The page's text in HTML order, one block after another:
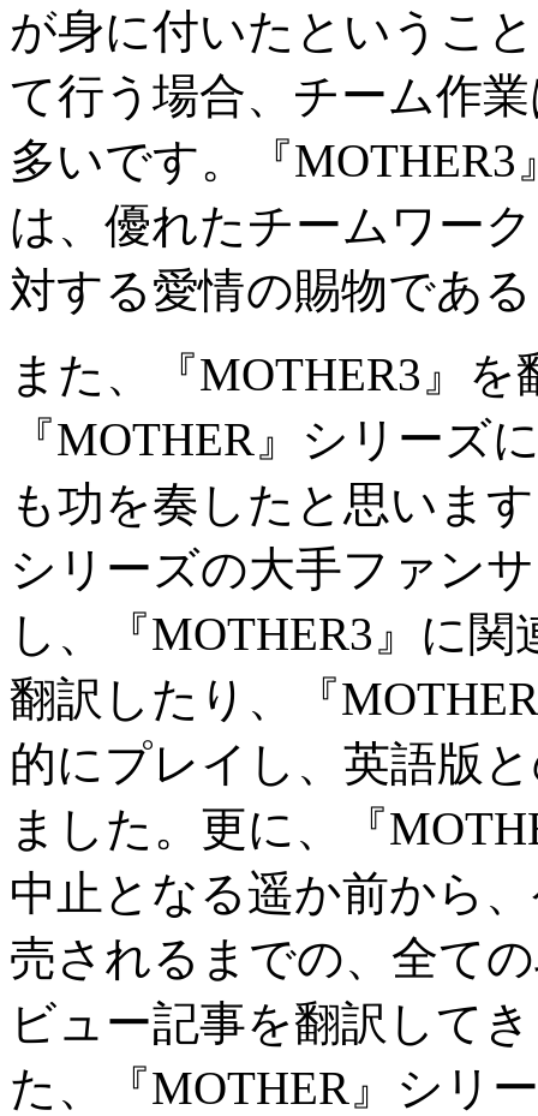
が身に付いたというこ
て行う場合、チーム作
多いです。『MOTHER3
は、優れたチームワー
対する愛情の賜物であ
また、『MOTHER3 』を
『MOTHER 』シリーズ
も功を奏したと思いま
シリーズの大手ファン
し、『MOTHER3 』に
翻訳したり、『MOTHER
的にプレイし、英語版
ました。更に、『
中止となる遥か前から
売されるまでの、全て
ビュー記事を翻訳して
た、『MOTHER 』シリ